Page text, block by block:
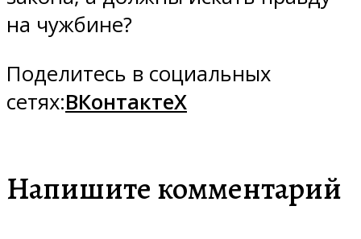
на чужбине?
Поделитесь в социальных
сетях:ВКонтактеX
Напишите комментарий